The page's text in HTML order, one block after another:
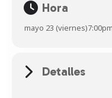
Hora
mayo 23 (viernes)7:00pm
Detalles